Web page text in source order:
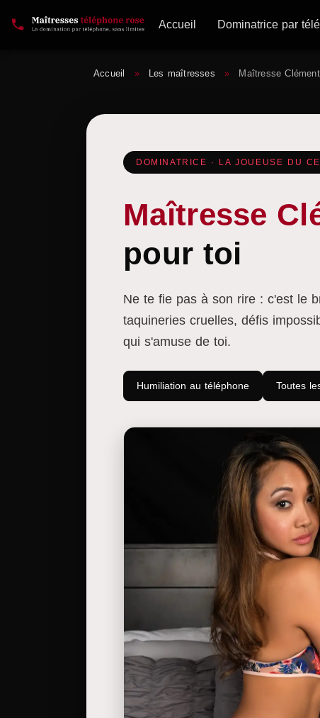
Accueil Dominatrice par
Accueil » Les maîtresses » Maîtresse
DOMINATRICE · LA JOUEUSE DU
Maîtresse
pour toi
Ne te fie pas à son rire : c'est le
taquineries cruelles, défis
qui s'amuse de toi.
Humiliation au téléphone Toutes